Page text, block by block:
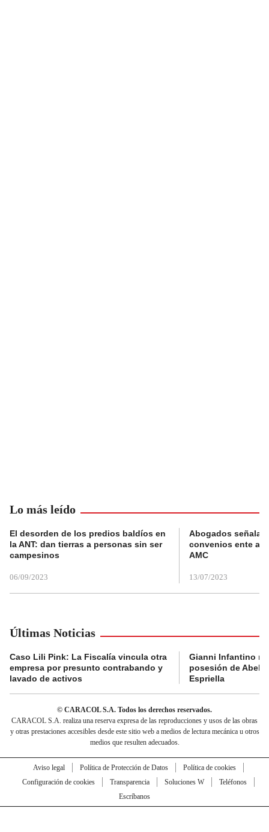
Lo más leído
El desorden de los predios baldíos en
la ANT: dan tierras a personas sin ser
campesinos
06/09/2023
Abogados
convenios ente
AMC
13/07/2023
Últimas Noticias
Caso Lili Pink: La Fiscalía vincula otra
empresa por presunto contrabando y
lavado de activos
Gianni Infantino
posesión de
Espriella
© CARACOL S.A. Todos los derechos reservados.
CARACOL S.A. realiza una reserva expresa de las reproducciones y usos de las obras
y otras prestaciones accesibles desde este sitio web a medios de lectura mecánica u otros
medios que resulten adecuados.
Aviso legal Política de Protección de Datos
Política de cookies
Configuración de cookies
Transparencia Soluciones W
Teléfonos
Escríbanos